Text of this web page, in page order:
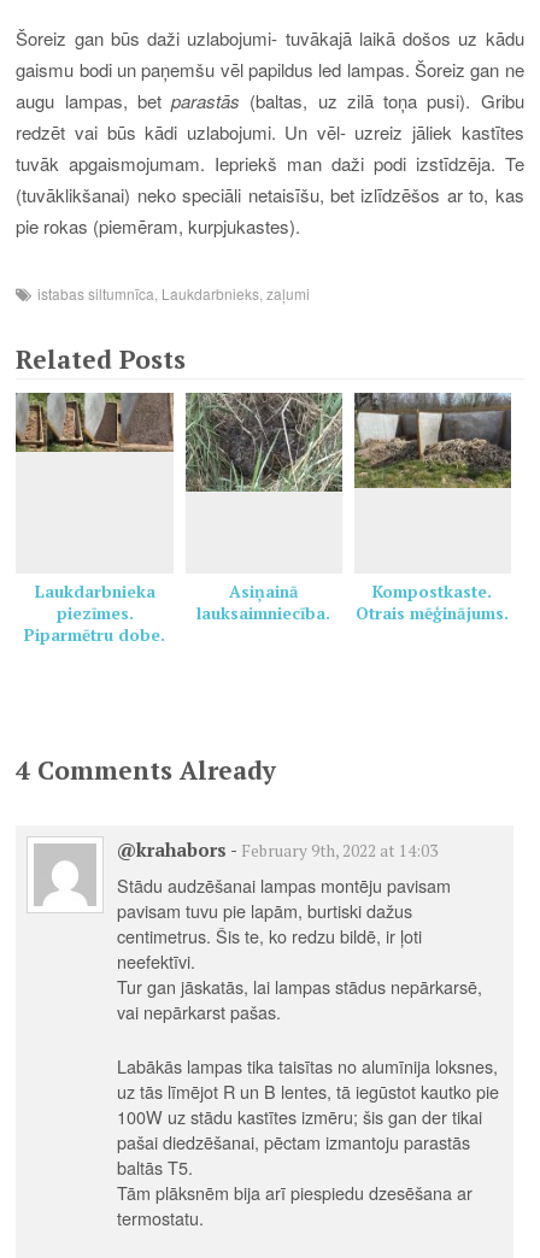
Šoreiz gan būs daži uzlabojumi- tuvākajā laikā došos uz kādu
gaismu bodi un paņemšu vēl papildus led lampas. Šoreiz gan ne
augu lampas, betparastās (baltas, uz zilā toņa pusi). Gribu
redzēt vai būs kādi uzlabojumi. Un vēl- uzreiz jāliek kastītes
tuvāk apgaismojumam. Iepriekš man daži podi izstīdzēja. Te
(tuvāklikšanai) neko speciāli netaisīšu, bet izlīdzēšos ar to, kas
pie rokas (piemēram, kurpjukastes).
istabas siltumnīca, Laukdarbnieks,zaļumi
Related Posts
Laukdarbnieka
piezīmes.
Piparmētru dobe.
Asiņainā
lauksaimniecība.
Kompostkaste.
Otrais mēģinājums.
4 Comments Already
@krahabors - February 9th, 2022 at 14:03
Stādu audzēšanai lampas montēju pavisam
pavisam tuvu pie lapām, burtiski dažus
centimetrus. Šis te, ko redzu bildē, ir ļoti
neefektīvi.
Tur gan jāskatās, lai lampas stādus nepārkarsē,
vai nepārkarst pašas.
Labākās lampas tika taisītas no alumīnija loksnes,
uz tās līmējot R un B lentes, tā iegūstot kautko pie
100W uz stādu kastītes izmēru; šis gan der tikai
pašai diedzēšanai, pēctam izmantoju parastās
baltās T5.
Tām plāksnēm bija arī piespiedu dzesēšana ar
termostatu.